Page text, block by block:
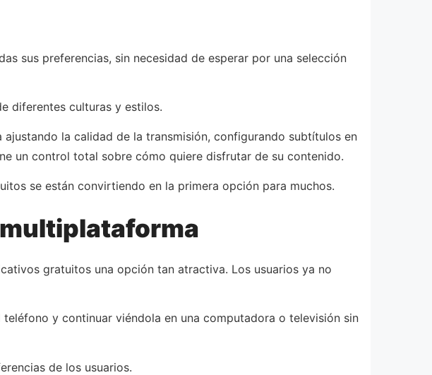
sus preferencias, sin necesidad de esperar por una selección
diferentes culturas y estilos.
ajustando la calidad de la transmisión, configurando subtítulos en
un control total sobre cómo quiere disfrutar de su contenido.
se están convirtiendo en la primera opción para muchos.
gratuitos una opción tan atractiva. Los usuarios ya no
y continuar viéndola en una computadora o televisión sin
de los usuarios.